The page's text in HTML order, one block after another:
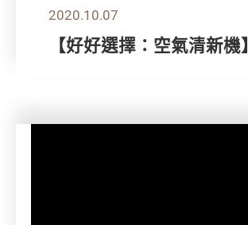
2020.10.07
【好好選擇：空氣清新機】